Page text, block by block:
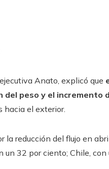
Anato, explicó que
del peso y el incremento
hacia el exterior.
la reducción del flujo en
un 32 por ciento; Chile,